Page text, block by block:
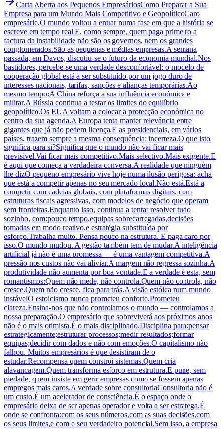
Carta Aberta aos Pequenos EmpresáriosComo Preparar a Sua
Empresa para um Mundo Mais Competitivo e GeopolíticoCaro
empresário,O mundo voltou a entrar numa fase em que a história se
escreve em tempo real.E, como sempre, quem paga primeiro a
factura da instabilidade não são os governos, nem os grandes
conglomerados.São as pequenas e médias empresas.A semana
passada, em Davos, discutiu-se o futuro da economia mundial.Nos
bastidores, percebe-se uma verdade desconfortável: o modelo de
cooperação global está a ser substituído por um jogo duro de
interesses nacionais, tarifas, sanções e alianças temporárias.Ao
mesmo tempo:A China reforça a sua influência económica e
militar.A Rússia continua a testar os limites do equilíbrio
geopolítico.Os EUA voltam a colocar a protecção económica no
centro da sua agenda.A Europa tenta manter relevância entre
gigantes que já não pedem licença.E as presidenciais, em vários
países, trazem sempre a mesma consequência: incerteza.O que isto
significa para si?Significa que o mundo não vai ficar mais
previsível.Vai ficar mais competitivo.Mais selectivo.Mais exigente.E
é aqui que começa a verdadeira conversa.A realidade que ninguém
lhe dizO pequeno empresário vive hoje numa ilusão perigosa: acha
que está a competir apenas no seu mercado local.Não está.Está a
competir com cadeias globais, com plataformas digitais, com
estruturas fiscais agressivas, com modelos de negócio que operam
sem fronteiras.Enquanto isso, continua a tentar resolver tudo
sozinho, com:pouco tempo,equipas sobrecarregadas,decisões
tomadas em modo reativo,e estratégia substituída por
esforço.Trabalha muito. Pensa pouco na estrutura. E paga caro por
isso.O mundo mudou. A gestão também tem de mudar.A inteligência
artificial já não é uma promessa — é uma vantagem competitiva.A
pressão nos custos não vai aliviar.A margem não regressa sozinha.A
produtividade não aumenta por boa vontade.E a verdade é esta, sem
romantismos:Quem não mede, não controla.Quem não controla, não
cresce.Quem não cresce, fica para trás.A visão estóica num mundo
instávelO estoicismo nunca prometeu conforto.Prometeu
clareza.Ensina-nos que não controlamos o mundo — controlamos a
nossa preparação.O empresário que sobreviverá aos próximos anos
não é o mais otimista.É o mais disciplinado.Disciplina para:pensar
estrategicamente;estruturar processos;medir resultados;formar
equipas;decidir com dados e não com emoções.O capitalismo não
falhou. Muitos empresários é que desistiram de o
estudar.Recompensa quem constrói sistemas.Quem cria
alavancagem.Quem transforma esforço em estrutura.E pune, sem
piedade, quem insiste em gerir empresas como se fossem apenas
empregos mais caros.A verdade sobre consultoriaConsultoria não é
um custo.É um acelerador de consciência.É o espaço onde o
empresário deixa de ser apenas operador e volta a ser estratega.É
onde se confronta:com os seus números,com as suas decisões,com
os seus limites,e com o seu verdadeiro potencial.Sem isso, a empresa